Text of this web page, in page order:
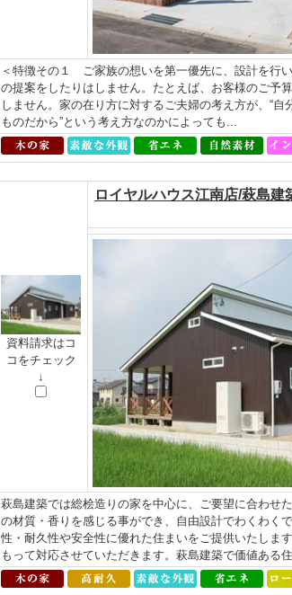
＜特徴その１ ご家族の想いを第一優先に、設計を行
の提案をしたりはしません。たとえば、お客様のご予
しません。家の在り方に対するご夫婦の考え方が、“自
ものだから”という考え方なのかによっても...
資料請求はコ
コをチェック
↓
ロイヤルハウス江南店/萩島建
萩島建築では総桧造りの家を中心に、ご要望に合わせ
の材質・香りを感じる事ができ、自由設計でわくわく
性・耐久性や安全性に優れた住まいをご提供いたしま
もって対応させていただきます。萩島建築で価値ある